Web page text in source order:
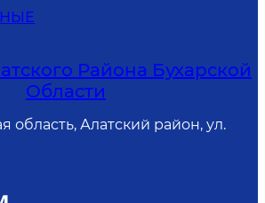
Района Бухарской
Области
область, Алатский район, ул.